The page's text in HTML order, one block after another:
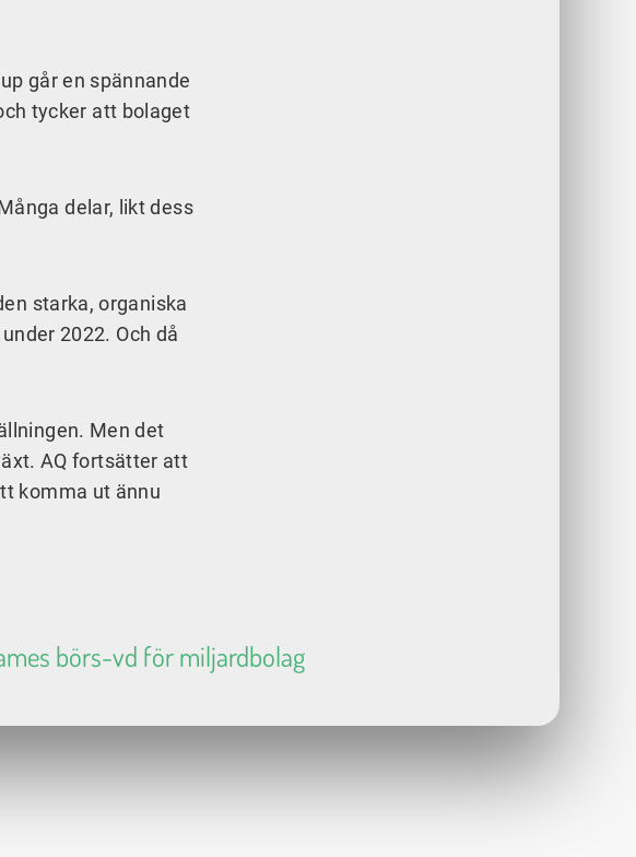
går en spännande
tycker att bolaget
delar, likt dess
starka, organiska
2022. Och då
Men det
AQ fortsätter att
komma ut ännu
börs-vd för miljardbolag